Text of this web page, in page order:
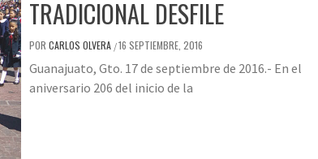
TRADICIONAL DESFILE
POR CARLOS OLVERA /16 SEPTIEMBRE, 2016
Guanajuato, Gto. 17 de septiembre de 2016.- En el
aniversario 206 del inicio de la